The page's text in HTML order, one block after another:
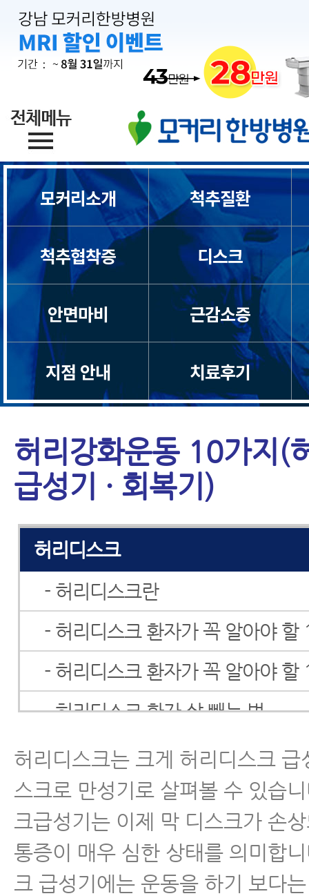
모커리소개 척추질환
척추협착증 디스크
안면마비 근감소증
지점 안내 치료후기
허리강화운동 10가지(
급성기 · 회복기)
목디스크
목통증
척수증
경추관협착증
허리디스크
- 허리디스크란
- 허리디스크 환자가 꼭 알아야 할
- 허리디스크 환자가 꼭 알아야 할
- 허리디스크 환자 살 빼는 법
- 허리디스크 증상
- 허리디스크자가진단(SLR테스트)
- 허리디스크 검사
- 허리디스크 통증, 하지방사통
허리디스크는 크게 허리디스크 급
스크로 만성기로 살펴볼 수 있습
크급성기는 이제 막 디스크가 손
통증이 매우 심한 상태를 의미합
크 급성기에는 운동을 하기 보다